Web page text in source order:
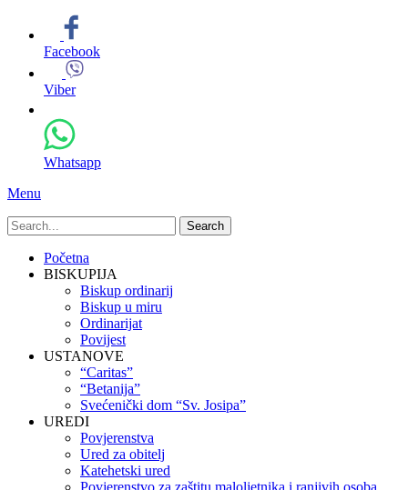
Facebook
Viber
Whatsapp
Menu
Search
for:
Primary
Menu
Skip
Početna
BISKUPIJA
Biskup ordinarij
Biskup u miru
Ordinarijat
Povijest
USTANOVE
“Caritas”
“Betanija”
Svećenički dom “Sv. Josipa”
UREDI
Povjerenstva
Ured za obitelj
Katehetski ured
Povjerenstvo za zaštitu maloljetnika i ranjivih osoba